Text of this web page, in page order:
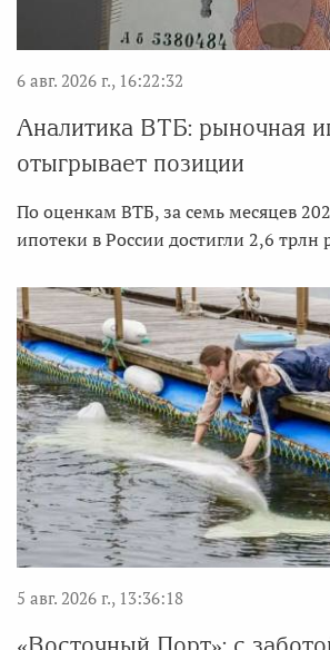
6 авг. 2026 г., 16:22:32
Аналитика ВТБ: рыночная
отыгрывает позиции
По оценкам ВТБ, за семь месяцев
ипотеки в России достигли 2,6 трлн
5 авг. 2026 г., 13:36:18